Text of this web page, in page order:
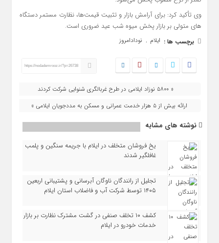
وی تأکید کرد: برای آرامش بازار و تثبیت قیمت‌ها، نظارت مستمر دستگاه
های متولی بر بازار پخش میوه شب عید ضروری است.
برچسب ها : ایلام , نودادامروز
https://nodademrooz.ir/?p=26738
« ۵۸۰۰ نوزاد ایلامی در طرح غربالگری شنوایی شرکت کردند
ارائه بیش از ۵ هزار خدمت عمرانی و مسکن به مددجویان ایلامی »
نوشته های مشابه
یخ‌ فروشان متخلف در ایلام با جریمه سنگین و پلمب
غافلگیر شدند
تجلیل از رانندگان ناوگان آبرسانی و پشتیبانی اربعین
۱۴۰۵ توسط شرکت آب و فاضلاب استان ایلام
کشف ۱۰ تخلف صنفی در گشت مشترک نظارت بر بازار
خدمات خودرو در ایلام